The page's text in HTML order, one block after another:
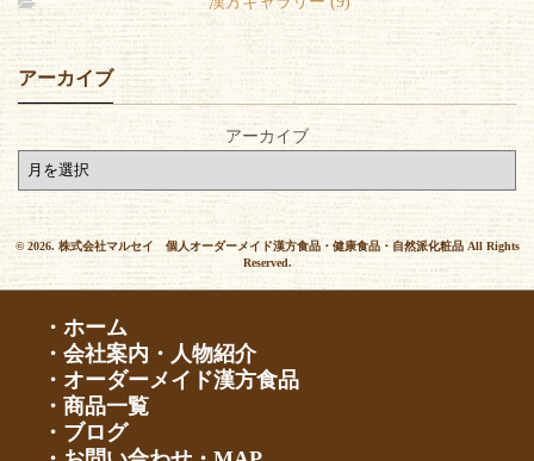
アーカイブ
アーカイブ
© 2026. 株式会社マルセイ 個人オーダーメイド漢方食品・健康食品・自然派化粧品 All Rights
Reserved.
・ホーム
・会社案内・人物紹介
・オーダーメイド漢方食品
・商品一覧
・ブログ